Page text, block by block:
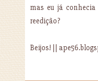
mas eu já
reedição?
Beijos! ||